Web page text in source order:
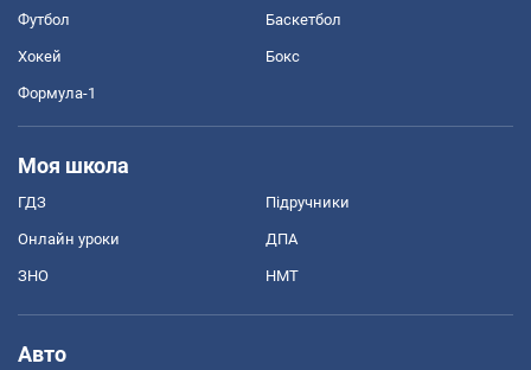
Футбол Баскетбол
Хокей Бокс
Формула-1
Моя школа
ГДЗ Підручники
Онлайн уроки ДПА
ЗНО НМТ
Авто